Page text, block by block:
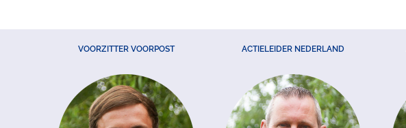
VOORZITTER VOORPOST ACTIELEIDER NEDERLAND